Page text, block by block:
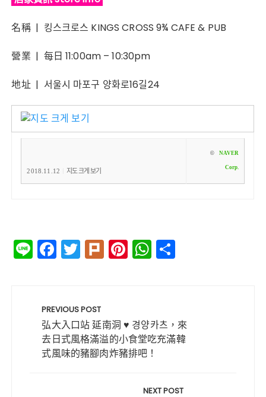
名稱 | 킹스크로스 KINGS CROSS 9¾ CAFE & PUB
營業 | 每日 11:00am – 10:30pm
地址 | 서울시 마포구 양화로16길24
2018.11.12 지도 크게 보기
© NAVER
Corp.
Li
n
F
a
e
b
o
o
T
w
te
r
Pl
ur
Pi
n
st
W
h
A
p
p
PREVIOUS POST
弘大入口站 延南洞 ♥ 경양카츠，來
去日式風格滿溢的小食堂吃充滿韓
式風味的豬腳肉炸豬排吧！
NEXT POST